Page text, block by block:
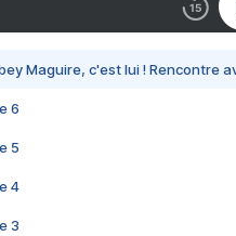
Maguire, c'est lui ! Rencontre
6
5
4
3